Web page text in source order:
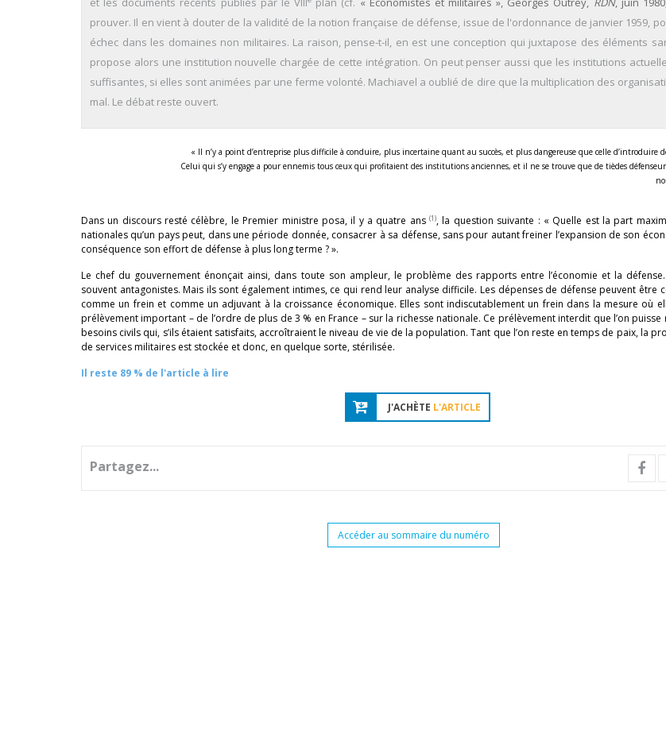
prouver. Il en vient à douter de la validité de la notion française de défense, issue de l'ordonnance de janvier 1959,
échec dans les domaines non militaires. La raison, pense-t-il, en est une conception qui juxtapose des éléments
propose alors une institution nouvelle chargée de cette intégration. On peut penser aussi que les institutions
suffisantes, si elles sont animées par une ferme volonté. Machiavel a oublié de dire que la multiplication des
mal. Le débat reste ouvert.
« Il n’y a point d’entreprise plus difficile à conduire, plus incertaine quant au succès, et plus dangereuse que celle d’introduire
Celui qui s’y engage a pour ennemis tous ceux qui profitaient des institutions anciennes, et il ne se trouve que de tièdes
Dans un discours resté célèbre, le Premier ministre posa, il y a quatre ans(1), la question suivante : « Quelle est la part
nationales qu’un pays peut, dans une période donnée, consacrer à sa défense, sans pour autant freiner l’expansion de son
conséquence son effort de défense à plus long terme ? ».
Le chef du gouvernement énonçait ainsi, dans toute son ampleur, le problème des rapports entre l’économie et la
souvent antagonistes. Mais ils sont également intimes, ce qui rend leur analyse difficile. Les dépenses de défense peuvent être
comme un frein et comme un adjuvant à la croissance économique. Elles sont indiscutablement un frein dans la mesure où
prélèvement important – de l’ordre de plus de 3 % en France – sur la richesse nationale. Ce prélèvement interdit que l’on
besoins civils qui, s’ils étaient satisfaits, accroîtraient le niveau de vie de la population. Tant que l’on reste en temps de paix, la
de services militaires est stockée et donc, en quelque sorte, stérilisée.
Il reste 89 % de l'article à lire
J'ACHÈTE L'ARTICLE
Partagez...
Accéder au sommaire du numéro